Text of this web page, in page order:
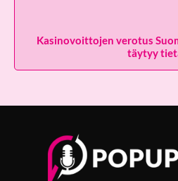
Kasinovoittojen verotus
täytyy